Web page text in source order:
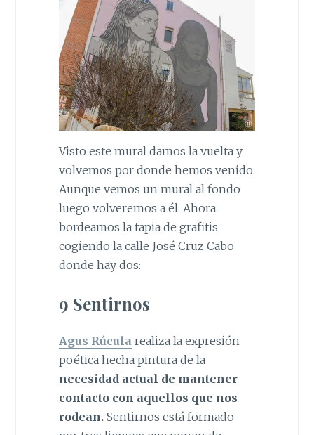
Visto este mural damos la vuelta y
volvemos por donde hemos venido.
Aunque vemos un mural al fondo
luego volveremos a él. Ahora
bordeamos la tapia de grafitis
cogiendo la calle José Cruz Cabo
donde hay dos:
9 Sentirnos
Agus Rúcula realiza la expresión
poética hecha pintura de la
necesidad actual de mantener
contacto con aquellos que nos
rodean. Sentirnos está formado